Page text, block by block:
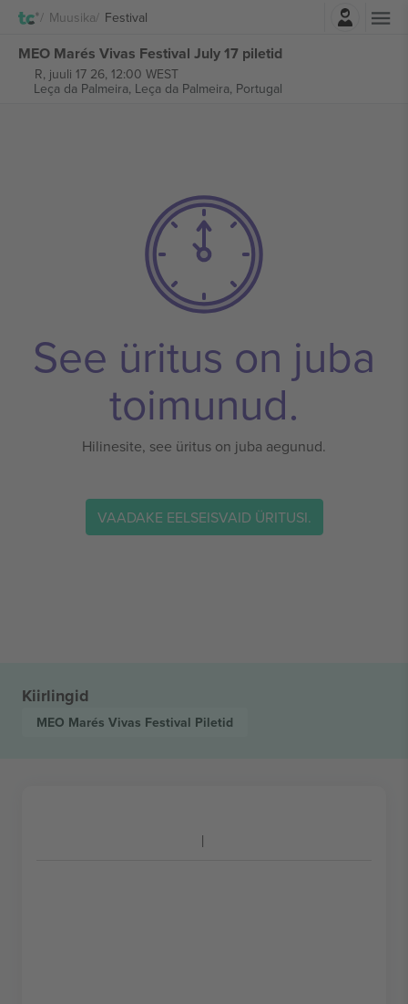
Muusika Festival
MEO Marés Vivas Festival July 17 piletid
R, juuli 17 26, 12:00 WEST
Leça da Palmeira, Leça da Palmeira, Portugal
See üritus on juba
toimunud.
Hilinesite, see üritus on juba aegunud.
VAADAKE EELSEISVAID ÜRITUSI.
Kiirlingid
MEO Marés Vivas Festival Piletid